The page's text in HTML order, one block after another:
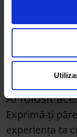
Review-uri
Ai folosit
Exprimă-ți
experiența ta